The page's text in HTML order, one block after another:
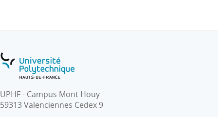
UPHF - Campus Mont Houy
59313 Valenciennes Cedex 9